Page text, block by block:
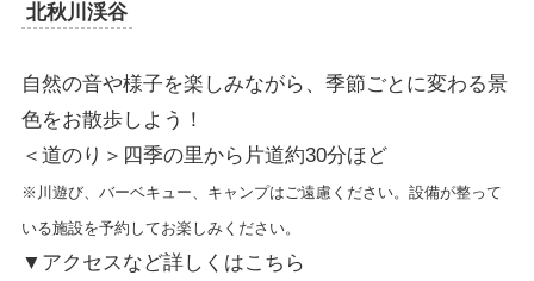
北秋川渓谷
自然の音や様子を楽しみながら、季節ごとに変わる景
色をお散歩しよう！
＜道のり＞四季の里から片道約30分ほど
※川遊び、バーベキュー、キャンプはご遠慮ください。設備が整って
いる施設を予約してお楽しみください。
▼アクセスなど詳しくはこちら